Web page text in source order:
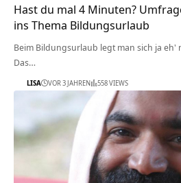
Hast du mal 4 Minuten?
ins Thema Bildungsurlaub
Beim Bildungsurlaub legt man sich ja eh'
Das…
LISA VOR 3 JAHREN 558 VIEWS